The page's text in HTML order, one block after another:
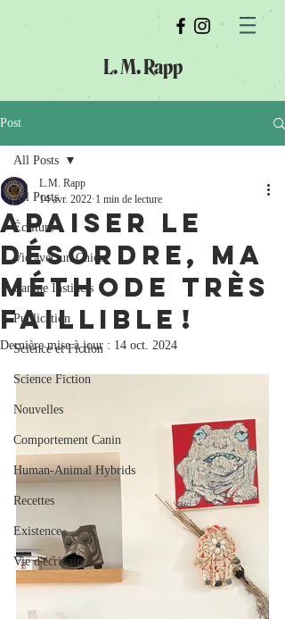
L. M. Rapp
Post
All Posts
Écriture
Vie avec un Chien
Canine Instincts
Publication
Science et Fiction
Science Fiction
Nouvelles
Comportement Canin
Human-Animal Hybrids
Recettes
Existence
Vie d'écrivain
All Posts
Apaiser le
désordre, ma
méthode très
faillible !
L.M. Rapp
14 avr. 2022 1 min de lecture
Dernière mise à jour : 14 oct. 2024